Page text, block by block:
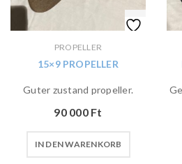
PROPELLER
15×9 PROPELLER
Guter zustand propeller.
90 000 Ft
IN DEN WARENKORB